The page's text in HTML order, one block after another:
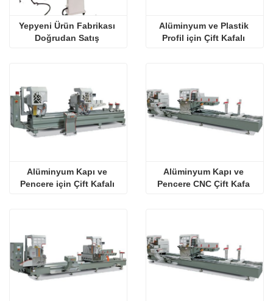
Yepyeni Ürün Fabrikası
Doğrudan Satış
Testere Makinesi
Alüminyum ve Plastik
Profil için Çift Kafalı
Alüminyum Kapı ve
Pencere için Çift Kafalı
Alüminyum Kapı ve
Pencere CNC Çift Kafa